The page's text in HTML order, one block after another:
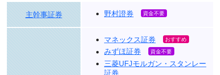
主幹事証券 野村證券
マネックス証券
みずほ証券
三菱UFJモルガン・スタンレー
証券